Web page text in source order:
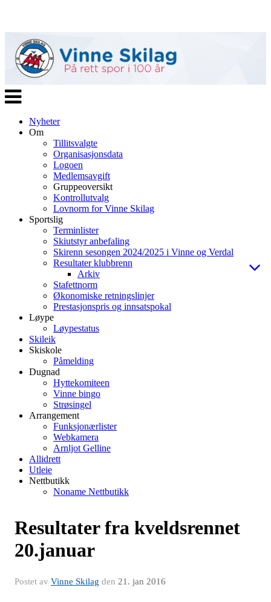
Veksle
navigasjon
Nyheter
Om
Tillitsvalgte
Organisasjonsdata
Logoen
Medlemsavgift
Gruppeoversikt
Kontrollutvalg
Lovnorm for Vinne Skilag
Sportslig
Terminlister
Skiutstyr anbefaling
Skirenn sesongen 2024/2025 i Vinne og Verdal
Resultater klubbrenn
Arkiv
Stafettnorm
Økonomiske retningslinjer
Prestasjonspris og innsatspokal
Løype
Løypestatus
Skileik
Skiskole
Påmelding
Dugnad
Hyttekomiteen
Vinne bingo
Strøsingel
Arrangement
Funksjonærlister
Webkamera
Arnljot Gelline
Allidrett
Utleie
Nettbutikk
Noname Nettbutikk
Resultater fra kveldsrennet
20.januar
Postet av Vinne Skilag den 21. jan 2016